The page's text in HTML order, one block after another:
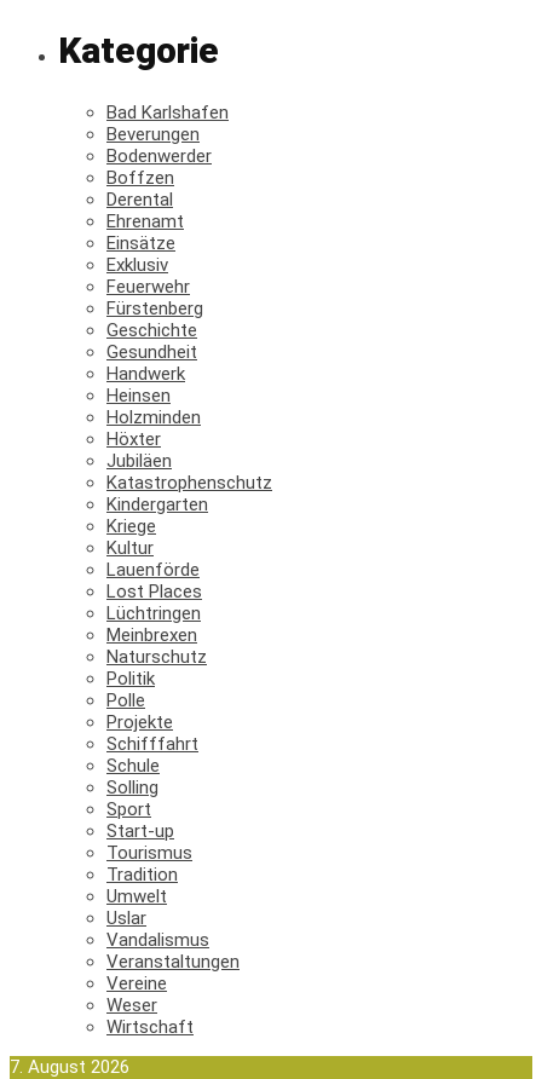
Kategorie
Bad Karlshafen
Beverungen
Bodenwerder
Boffzen
Derental
Ehrenamt
Einsätze
Exklusiv
Feuerwehr
Fürstenberg
Geschichte
Gesundheit
Handwerk
Heinsen
Holzminden
Höxter
Jubiläen
Katastrophenschutz
Kindergarten
Kriege
Kultur
Lauenförde
Lost Places
Lüchtringen
Meinbrexen
Naturschutz
Politik
Polle
Projekte
Schifffahrt
Schule
Solling
Sport
Start-up
Tourismus
Tradition
Umwelt
Uslar
Vandalismus
Veranstaltungen
Vereine
Weser
Wirtschaft
7. August 2026